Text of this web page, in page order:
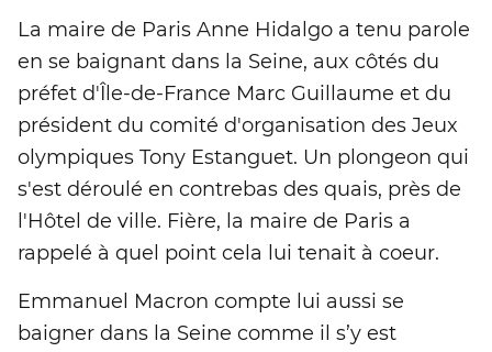
La maire de Paris Anne Hidalgo a tenu parole
en se baignant dans la Seine, aux côtés du
préfet d'Île-de-France Marc Guillaume et du
président du comité d'organisation des Jeux
olympiques Tony Estanguet. Un plongeon qui
s'est déroulé en contrebas des quais, près de
l'Hôtel de ville. Fière, la maire de Paris a
rappelé à quel point cela lui tenait à coeur.
Emmanuel Macron compte lui aussi se
baigner dans la Seine comme il s’y est